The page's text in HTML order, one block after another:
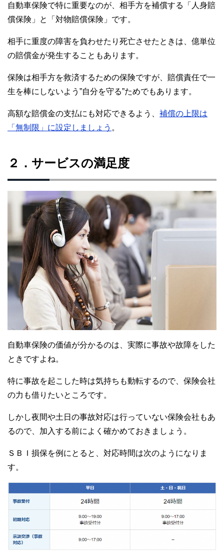
自動車保険で特に重要なのが、相手方を補償する「人身賠
償保険」と「対物賠償保険」です。
相手に重度の障害を負わせたり死亡させたときは、億単位
の賠償金が発生することもあります。
保険は相手方を救済するための保険ですが、賠償責任で一
生を棒にしないよう”自分を守る”ためでもあります。
高額な賠償金の支払にも対応できるよう、 補償の上限は
「無制限」に設定しましょう 。
２．サービスの満足度
自動車保険の価値が分かるのは、実際に事故や故障をした
ときですよね。
特に事故を起こした時は気持ちも動転するので、保険会社
の力も借りたいところです。
しかし夜間や土日の事故対応は行っていない保険会社もあ
るので、加入する前によく確かめておきましょう。
ＳＢＩ損保を例にとると、対応時間は次のようになりま
す。